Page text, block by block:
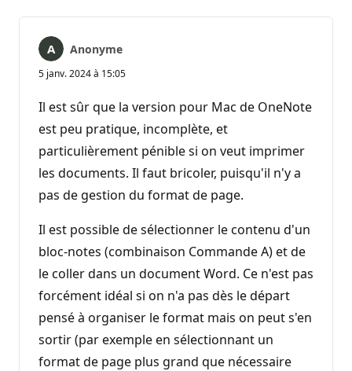
Anonyme
5 janv. 2024 à 15:05
Il est sûr que la version pour Mac de OneNote
est peu pratique, incomplète, et
particulièrement pénible si on veut imprimer
les documents. Il faut bricoler, puisqu'il n'y a
pas de gestion du format de page.
Il est possible de sélectionner le contenu d'un
bloc-notes (combinaison Commande A) et de
le coller dans un document Word. Ce n'est pas
forcément idéal si on n'a pas dès le départ
pensé à organiser le format mais on peut s'en
sortir (par exemple en sélectionnant un
format de page plus grand que nécessaire